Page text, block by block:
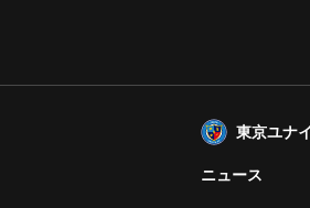
東京ユナ
ニュース